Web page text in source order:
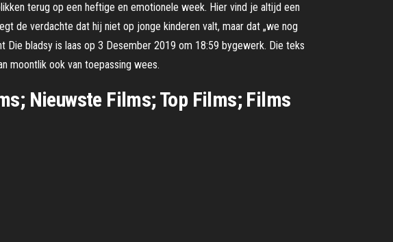
terug op een heftige en emotionele week. Hier vind je altijd een
de verdachte dat hij niet op jonge kinderen valt, maar dat „we nog
bladsy is laas op 3 Desember 2019 om 18:59 bygewerk. Die teks
moontlik ook van toepassing wees.
Nieuwste Films; Top Films; Films